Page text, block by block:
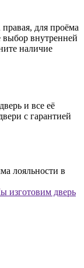
для проёма
внутренней
наличие
и все её
с гарантией
лояльности в
изготовим дверь